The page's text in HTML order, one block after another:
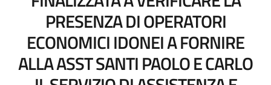
PRESENZA DI OPERATORI
ECONOMICI IDONEI A FORNIRE
ALLA ASST SANTI PAOLO E CARLO